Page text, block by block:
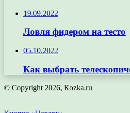
19.09.2022
Ловля фидером на тесто
05.10.2022
Как выбрать
© Copyright 2026, Кozka.ru